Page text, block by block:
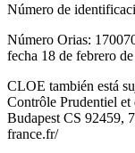
Número de
Número Orias:
fecha 18 de febrero
CLOE también está
Contrôle Prudentiel
Budapest CS 92459,
france.fr/